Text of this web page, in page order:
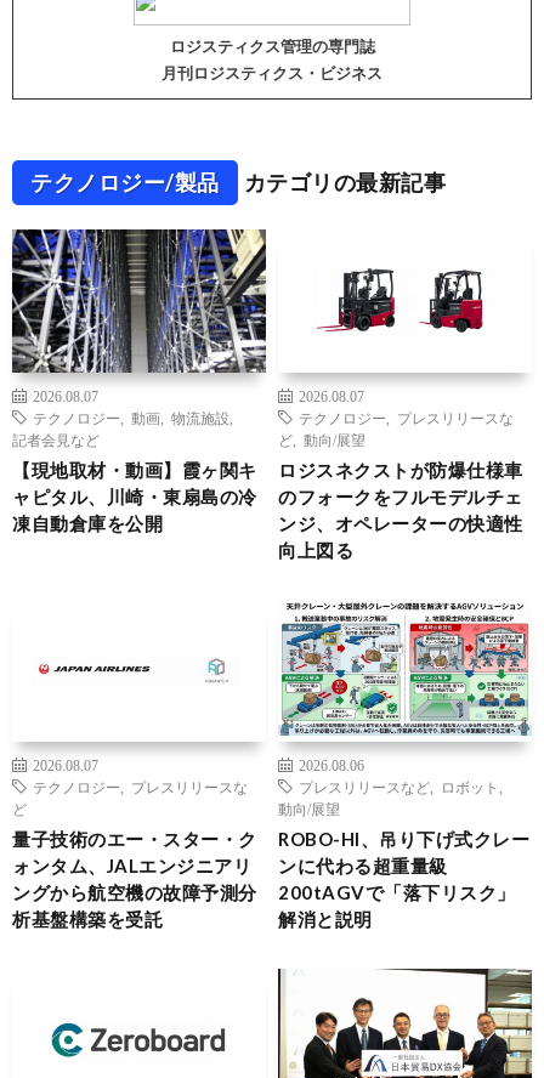
ロジスティクス管理の専門誌
月刊ロジスティクス・ビジネス
テクノロジー/製品 カテゴリの最新記事
2026.08.07
テクノロジー
動画 物流施設
記者会見など
【現地取材・動画】霞ヶ関キ
ャピタル、川崎・東扇島の冷
凍自動倉庫を公開
2026.08.07
テクノロジー
プレスリリースな
ど
動向/展望
ロジスネクストが防爆仕様車
のフォークをフルモデルチェ
ンジ、オペレーターの快適性
向上図る
2026.08.07
テクノロジー
プレスリリースな
ど
量子技術のエー・スター・ク
ォンタム、JALエンジニアリ
ングから航空機の故障予測分
析基盤構築を受託
2026.08.06
プレスリリースなど
ロボット
動向/展望
ROBO-HI、吊り下げ式クレー
ンに代わる超重量級
200tAGVで「落下リスク」
解消と説明